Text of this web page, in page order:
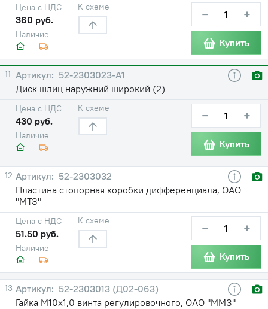
Наличие
Цена с НДС
360 руб.
К схеме − +
Купить
11
52-2303023-А1
Диск шлиц наружний широкий (2)
Наличие
Цена с НДС
430 руб.
К схеме − +
Купить
12
52-2303032
Пластина стопорная коробки дифференциала, ОАО
"МТЗ"
Наличие
Цена с НДС
51.50 руб.
К схеме − +
Купить
13
52-2303013 (Д02-063)
Гайка М10х1,0 винта регулировочного, ОАО "ММЗ"